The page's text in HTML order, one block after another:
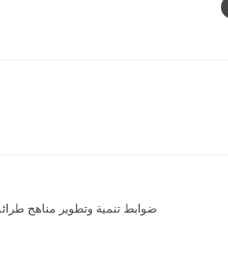
ضوابط تنمية وتطوير مناهج